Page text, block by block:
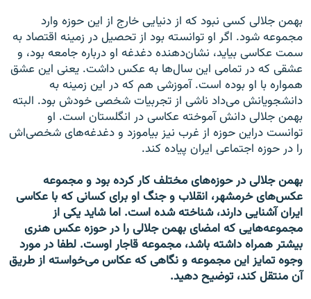
بهمن جلالی کسی نبود که از دنيايی خارج از اين حوزه وارد
مجموعه شود. اگر او توانسته بود از تحصيل در زمينه اقتصاد به
سمت عکاسی بيايد، نشان‌دهنده دغدغه او درباره جامعه بود، و
عشقی که در تمامی این سال‌ها به عکس داشت. یعنی این عشق
همواره با او بوده است. آموزشی هم که در اين زمينه به
دانشجويانش می‌داد ناشی از تجربيات شخصی خودش بود. البته
بهمن جلالی دانش آموخته عکاسی در انگلستان است. او
توانست دراين حوزه از غرب نیز بياموزد و دغدغه‌های شخصی‌اش
را در حوزه اجتماعی ايران پياده کند.
بهمن جلالی در حوزه‌های مختلف کار کرده بود و مجموعه
عکس‌های خرمشهر، انقلاب و جنگ او برای کسانی که با عکاسی
ايران آشنايی دارند، شناخته شده است. اما شاید یکی از
مجموعه‌هایی که امضای بهمن جلالی را در حوزه عکس هنری
بیشتر همراه داشته باشد، مجموعه قاجار اوست. لطفا در مورد
وجوه تمایز اين مجموعه و نگاهی که عکاس می‌خواسته از طریق
آن منتقل کند، توضيح دهيد.